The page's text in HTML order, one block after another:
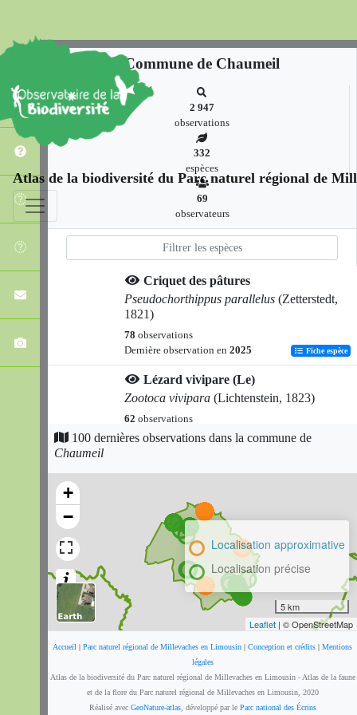
Atlas de la biodiversité du Parc naturel régional de
Commune de Chaumeil
2 947
observations
332
espèces
69
observateurs
Criquet des pâtures
Pseudochorthippus parallelus (Zetterstedt,
1821)
78 observations
Dernière observation en 2025 Fiche espèce
Lézard vivipare (Le)
Zootoca vivipara (Lichtenstein, 1823)
62 observations
Dernière observation en2018 Fiche espèce
observations
Dernière observation en2023
Dectique verrucivore
Decticus verrucivorus(Linnaeus, 1758)
observations
Dernière observation en2025 Fiche espèce
Fauvette à tête noire
Sylvia atricapilla(Linnaeus, 1758)
100 dernières observations dans la commune de
Chaumeil
+
−
Localisation approximative
Localisation précise
5 km
Leaflet | © OpenStreetMap
Accueil | Parc naturel régional de Millevaches en Limousin | Conception et crédits | Mentions
légales
Atlas de la biodiversité du Parc naturel régional de Millevaches en Limousin - Atlas de la faune
et de la flore du Parc naturel régional de Millevaches en Limousin, 2020
Réalisé avec GeoNature-atlas, développé par le Parc national des Écrins